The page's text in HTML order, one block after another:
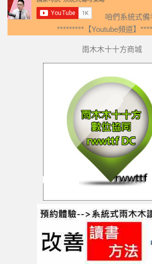
咱們系統式備
*********【Youtube頻道】
雨木木十十方商城